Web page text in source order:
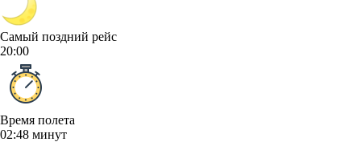
Самый поздний рейс
20:00
Время полета
02:48 минут